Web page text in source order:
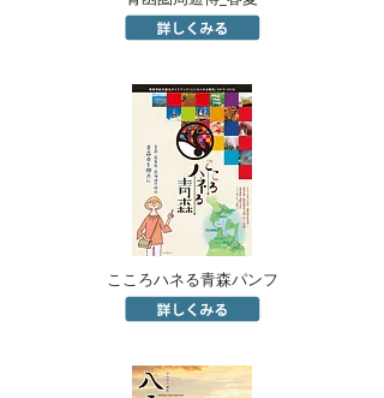
こころハネる青森パンフ